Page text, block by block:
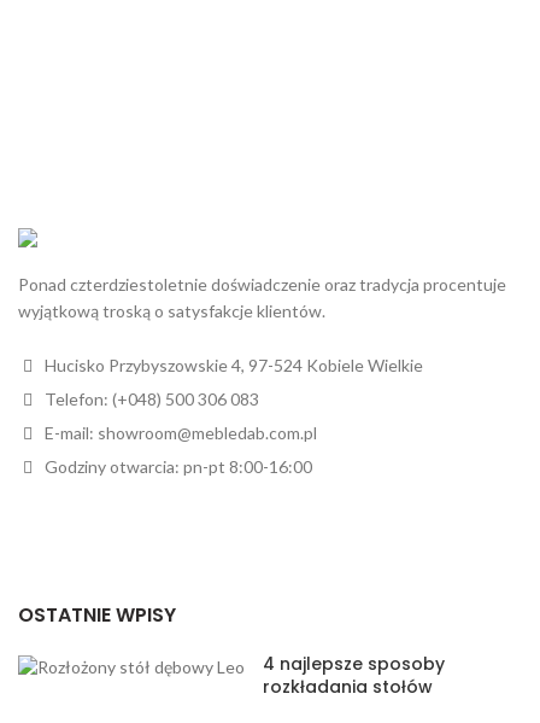
Ponad czterdziestoletnie doświadczenie oraz tradycja procentuje
wyjątkową troską o satysfakcje klientów.
Hucisko Przybyszowskie 4, 97-524 Kobiele Wielkie
Telefon: (+048) 500 306 083
E-mail: showroom@mebledab.com.pl
Godziny otwarcia: pn-pt 8:00-16:00
OSTATNIE WPISY
4 najlepsze sposoby
rozkładania stołów